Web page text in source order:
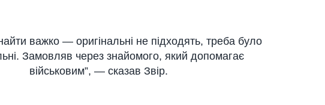
важко — оригінальні не підходять, треба було
Замовляв через знайомого, який допомагає
військовим”, — сказав Звір.